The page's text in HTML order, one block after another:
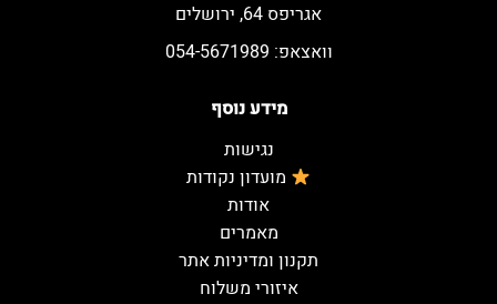
מידע נוסף
נגישות
מועדון נקודות
אודות
מאמרים
תקנון ומדיניות אתר
איזורי משלוח
אגריפס 64, ירושלים
וואצאפ: 054-5671989